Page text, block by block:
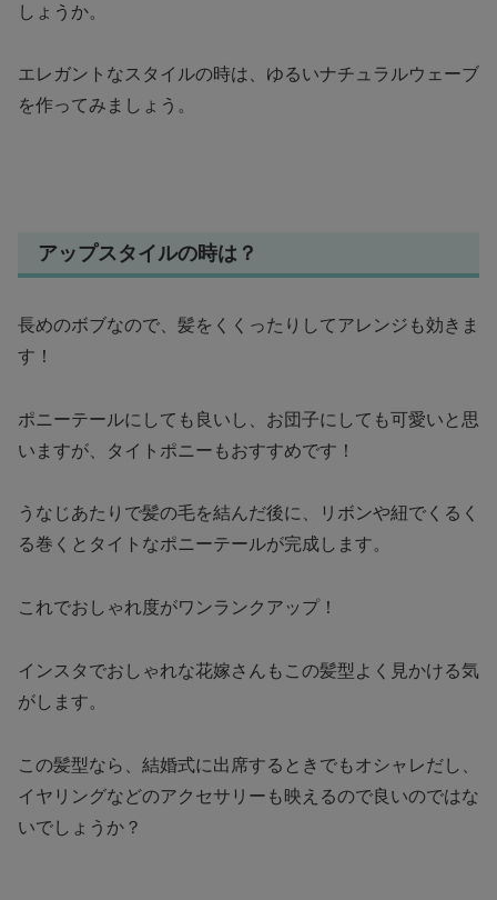
しょうか。
エレガントなスタイルの時は、ゆるいナチュラルウェーブ
を作ってみましょう。
アップスタイルの時は？
長めのボブなので、髪をくくったりしてアレンジも効きま
す！
ポニーテールにしても良いし、お団子にしても可愛いと思
いますが、タイトポニーもおすすめです！
うなじあたりで髪の毛を結んだ後に、リボンや紐でくるく
る巻くとタイトなポニーテールが完成します。
これでおしゃれ度がワンランクアップ！
インスタでおしゃれな花嫁さんもこの髪型よく見かける気
がします。
この髪型なら、結婚式に出席するときでもオシャレだし、
イヤリングなどのアクセサリーも映えるので良いのではな
いでしょうか？